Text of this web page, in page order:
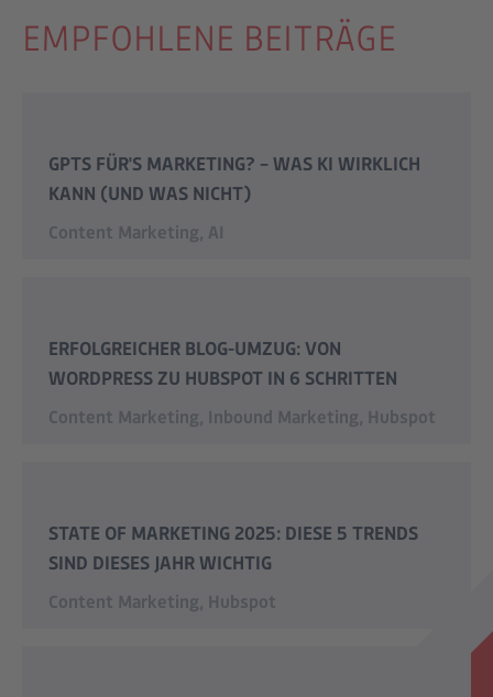
EMPFOHLENE BEITRÄGE
GPTS FÜR'S MARKETING? – WAS KI WIRKLICH
KANN (UND WAS NICHT)
Content Marketing, AI
ERFOLGREICHER BLOG-UMZUG: VON
WORDPRESS ZU HUBSPOT IN 6 SCHRITTEN
Content Marketing, Inbound Marketing, Hubspot
STATE OF MARKETING 2025: DIESE 5 TRENDS
SIND DIESES JAHR WICHTIG
Content Marketing, Hubspot